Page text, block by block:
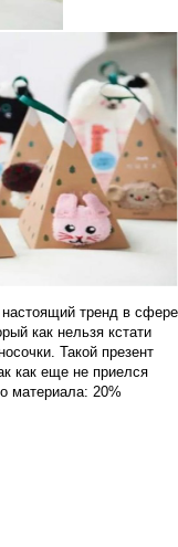
тренд в сфере
как нельзя кстати
Такой презент
как еще не приелся
материала: 20%